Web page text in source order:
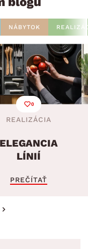
NÁBYTOK
0
REALIZÁCIA
ELEGANCIA
LÍNIÍ
PREČÍTAŤ